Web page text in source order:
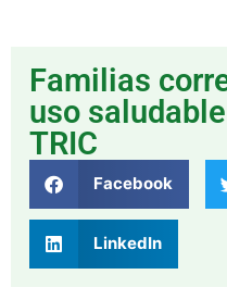
Familias
uso
TRIC
Facebook
LinkedIn